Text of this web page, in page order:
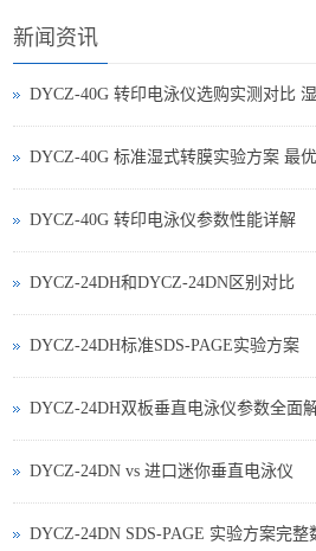
新闻资讯
DYCZ-40G 标准湿式转膜实验方案 最
DYCZ-40G 转印电泳仪参数性能详解
DYCZ-24DH和DYCZ-24DN区别对比
DYCZ-24DH标准SDS-PAGE实验方案
DYCZ-24DH双板垂直电泳仪参数全面
DYCZ‑24DN vs 进口迷你垂直电泳仪
DYCZ‑24DN SDS‑PAGE 实验方案完整